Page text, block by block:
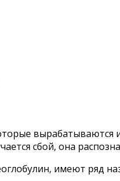
сбой, она
имеют ряд